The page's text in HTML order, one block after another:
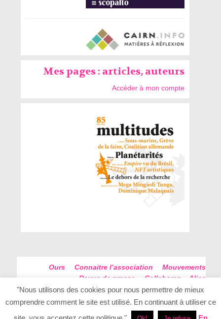
Mes pages : articles, auteurs
Accéder à mon compte
Ours Connaitre l’association
Mouvements
Revue de presse
Collaborer
Alice
Futur Antérieur
Plan du site
"Nous utilisons des cookies pour nous permettre de mieux
comprendre comment le site est utilisé. En continuant à utiliser ce